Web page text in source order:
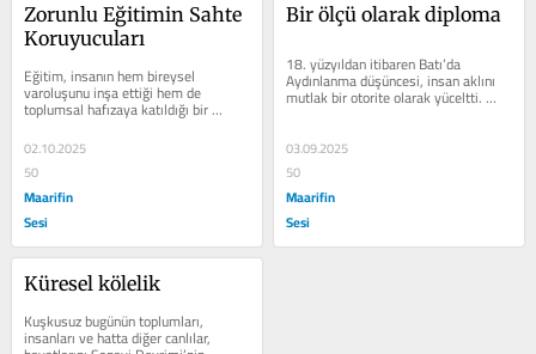
Zorunlu Eğitimin Sahte
Koruyucuları
Eğitim, insanın hem bireysel
varoluşunu inşa ettiği hem de
toplumsal hafızaya katıldığı bir
alandır. Bireysel varoluş, insanın
kendi...
02.10.2025
50
Maarifin
Sesi
Bir ölçü olarak diploma
18. yüzyıldan itibaren Batı’da
Aydınlanma düşüncesi, insan aklını
mutlak bir otorite olarak yüceltti.
Kültür, gelenek ve din, toplumsal...
03.09.2025
50
Maarifin
Sesi
Küresel kölelik
Kuşkusuz bugünün toplumları,
insanları ve hatta diğer canlılar,